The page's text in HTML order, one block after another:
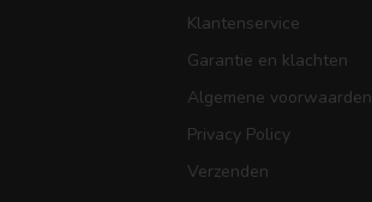
Klantenservice
Garantie en klachten
Algemene voorwaarden
Privacy Policy
Verzenden